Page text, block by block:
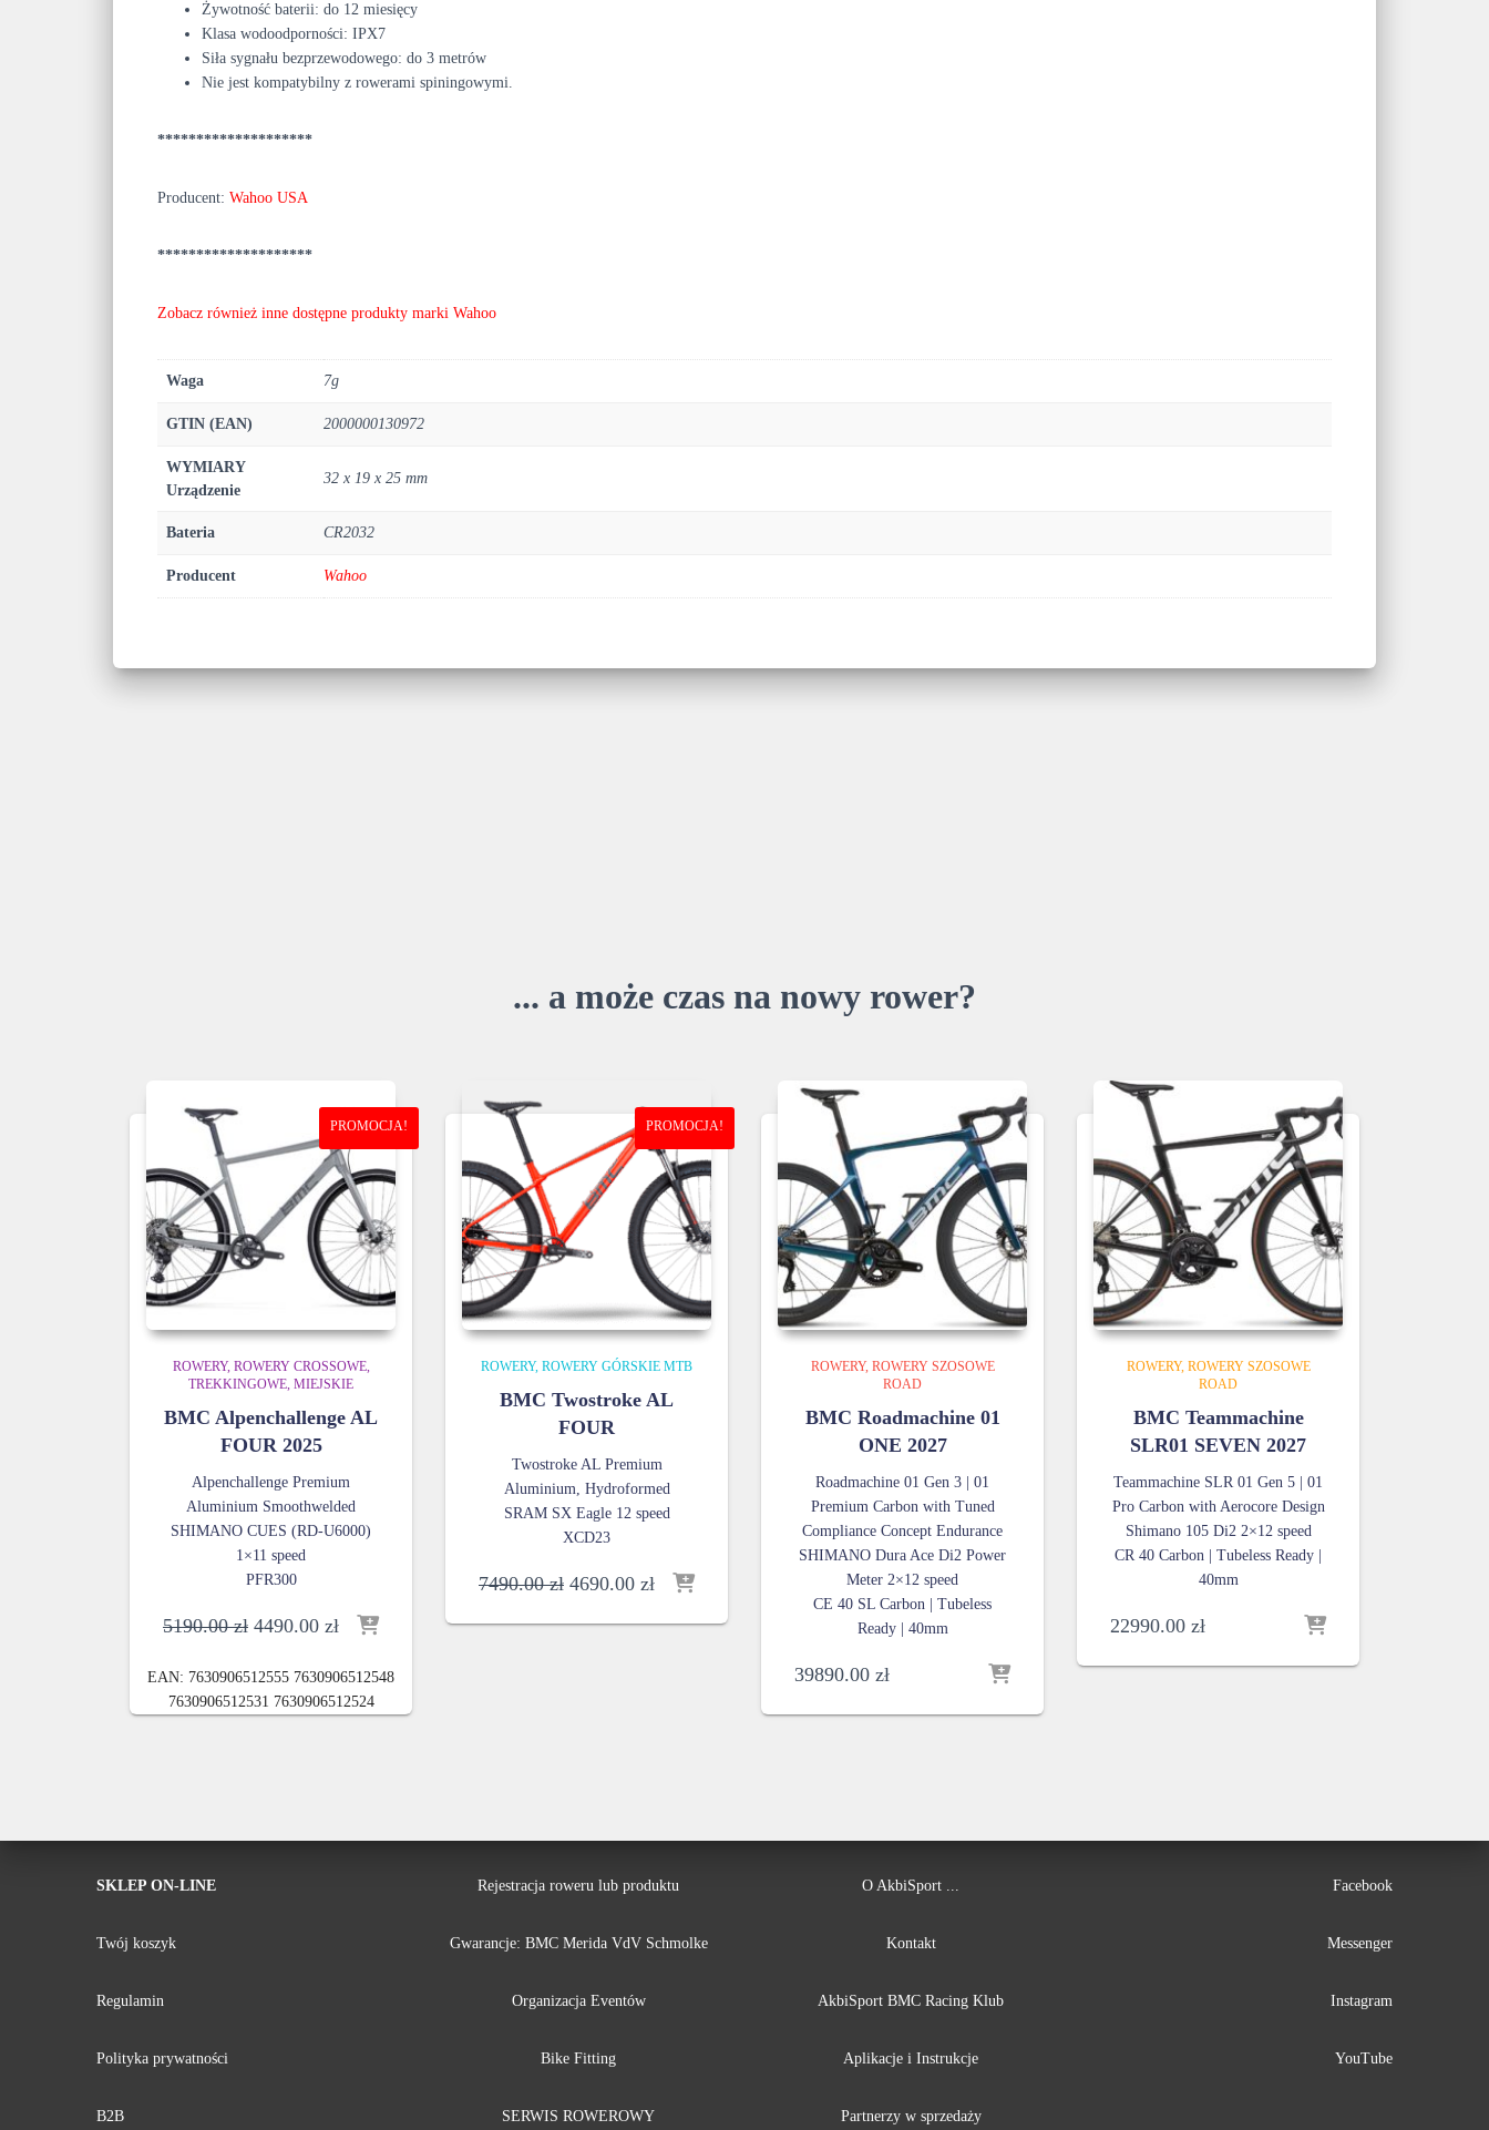
Żywotność baterii: do 12 miesięcy
Klasa wodoodporności: IPX7
Siła sygnału bezprzewodowego: do 3 metrów
Nie jest kompatybilny z rowerami spiningowymi.
********************
Producent: Wahoo USA
********************
Zobacz również inne dostępne produkty marki Wahoo
Waga 7g
GTIN (EAN) 2000000130972
WYMIARY
Urządzenie
32 x 19 x 25 mm
Bateria CR2032
Producent Wahoo
... a może czas na nowy rower?
PROMOCJA!
ROWERY ROWERY CROSSOWE,
TREKKINGOWE, MIEJSKIE
BMC Alpenchallenge AL
FOUR 2025
Alpenchallenge Premium
Aluminium Smoothwelded
SHIMANO CUES (RD-U6000)
1×11 speed
PFR300
5190.00zł Pierwotna
wynosiła:
5190.00 zł.
4490.00 złAktualna
wynosi:
4490.00 zł.
EAN: 7630906512555 7630906512548
7630906512531 7630906512524
PROMOCJA!
ROWERY ROWERY GÓRSKIE MTB
BMC Twostroke AL
FOUR
Twostroke AL Premium
Aluminium, Hydroformed
SRAM SX Eagle 12 speed
XCD23
7490.00zł Pierwotna
wynosiła:
4690.00 złAktualna
wynosi:
ROWERY ROWERY SZOSOWE
ROAD
BMC Roadmachine 01
ONE 2027
Roadmachine 01 Gen 3 | 01
Premium Carbon with Tuned
Compliance Concept Endurance
SHIMANO Dura Ace Di2 Power
Meter 2×12 speed
CE 40 SL Carbon | Tubeless
Ready | 40mm
39890.00 zł
ROWERY ROWERY SZOSOWE
ROAD
BMC Teammachine
SLR01 SEVEN 2027
Teammachine SLR 01 Gen 5 | 01
Pro Carbon with Aerocore Design
Shimano 105 Di2 2×12 speed
CR 40 Carbon | Tubeless Ready |
40mm
22990.00 zł
SKLEP ON-LINE
Twój koszyk
Regulamin
Polityka prywatności
B2B
Rejestracja roweru lub produktu
Gwarancje: BMC Merida VdV Schmolke
Organizacja Eventów
Bike Fitting
SERWIS ROWEROWY
O AkbiSport ...
Kontakt
AkbiSport BMC Racing Klub
Aplikacje i Instrukcje
Partnerzy w sprzedaży
Facebook
Messenger
Instagram
YouTube